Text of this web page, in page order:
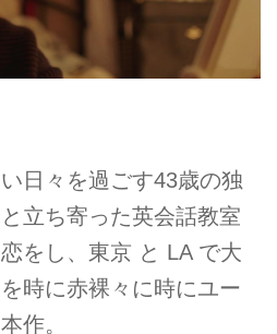
日々を過ごす43歳の独
立ち寄った英会話教室
をし、東京 と LA で大
時に赤裸々に時にユー
作。